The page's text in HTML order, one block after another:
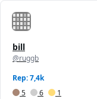
bill
@ruggb
Rep: 7,4k
5
6 1